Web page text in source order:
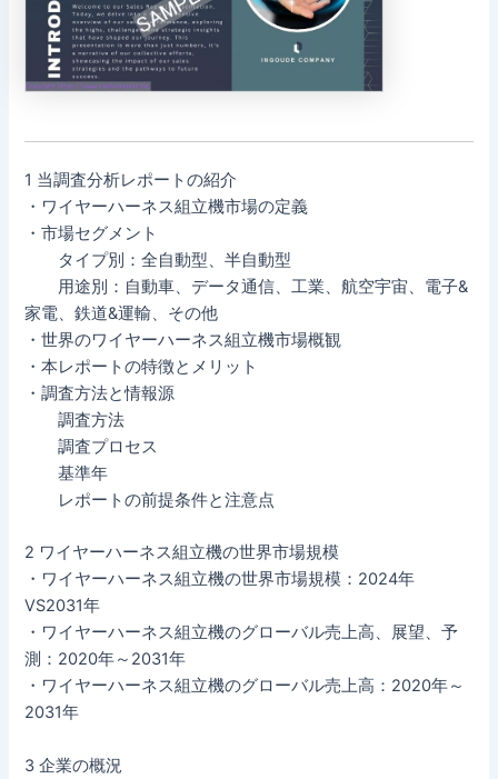
1 当調査分析レポートの紹介
・ワイヤーハーネス組立機市場の定義
・市場セグメント
タイプ別：全自動型、半自動型
用途別：自動車、データ通信、工業、航空宇宙、電子&
家電、鉄道&運輸、その他
・世界のワイヤーハーネス組立機市場概観
・本レポートの特徴とメリット
・調査方法と情報源
調査方法
調査プロセス
基準年
レポートの前提条件と注意点
2 ワイヤーハーネス組立機の世界市場規模
・ワイヤーハーネス組立機の世界市場規模：2024年
VS2031年
・ワイヤーハーネス組立機のグローバル売上高、展望、予
測：2020年～2031年
・ワイヤーハーネス組立機のグローバル売上高：2020年～
2031年
3 企業の概況